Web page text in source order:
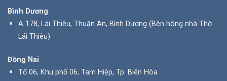
Bình Dương
A 178, Lái Thiêu, Thuận An, Bình Dương (Bên hông nhà Thờ
Lái Thiêu)
Đồng Nai
Tổ 06, Khu phố 06, Tam Hiệp, Tp. Biên Hòa